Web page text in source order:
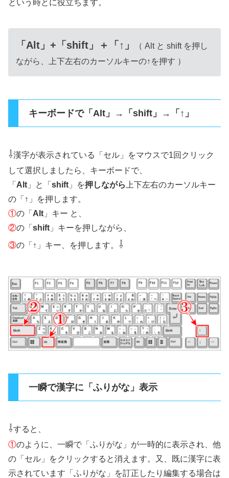
という時とに役立ちます。
「Alt」+「shift」＋「↑」
（ Alt と shift を押し
ながら、上下左右のカーソルキーの↑を押す ）
キーボードで「Alt」→「shift」→「↑」
⇩漢字が表示されている「セル」をマウスで1回クリック
して選択しましたら、キーボードで、
「 Alt 」と「 shift 」を押しながら 上下左右のカーソルキー
の「 ↑ 」を押します。
①の「 Alt 」キー と、
②の「 shift 」キーを押しながら、
③の「↑」キー、を押します。 ⇩
一瞬で漢字に「ふりがな」表示
⇩すると、
①のように、一瞬で「ふりがな」が一時的に表示され、他
の「セル」をクリックすると消えます。又、既に漢字に表
示されています「ふりがな」を訂正したり編集する場合は